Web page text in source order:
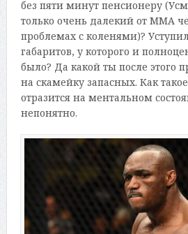
без пяти минут пенсионеру
только очень далекий от ММА
проблемах с коленями)?
габаритов, у которого и
было? Да какой ты после этого
на скамейку запасных. Как
отразится на ментальном
непонятно.